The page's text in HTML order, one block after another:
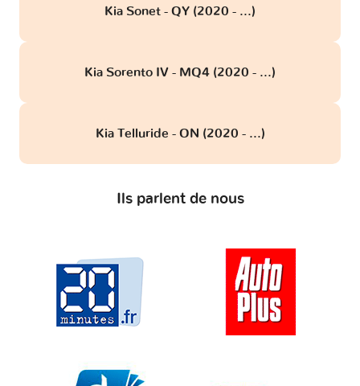
Kia Sonet - QY (2020 - ...)
Kia Sorento IV - MQ4 (2020 - ...)
Kia Telluride - ON (2020 - ...)
Ils parlent de nous